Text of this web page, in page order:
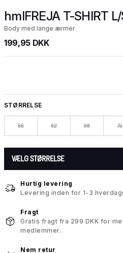
hmlFREJA T-SHIRT
Body med lange ærmer
199,95 DKK
STØRRELSE
56 62 68 74
VÆLG STØRRELSE
Hurtig levering
Levering inden for 1-3
Fragt
Gratis fragt fra 299 DKK for
medlemmer.
Nem retur